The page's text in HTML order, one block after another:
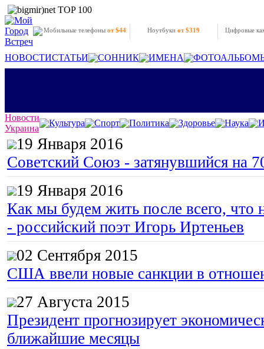
Мобильные телефоны от $44 Ноутбукиот $319 Цифровые
НОВОСТИСТАТЬИ СОННИК ИМЕНА
Новости
Украина
Культура Спорт Политика Здоровье Наука
19 Января 2016
Советский Союз - затянувшийся на
19 Января 2016
Как мы будем жить после всего, что
- российский поэт Игорь Иртеньев
02 Сентября 2015
США ввели новые санкции в
27 Августа 2015
Президент прогнозирует
ближайшие месяцы